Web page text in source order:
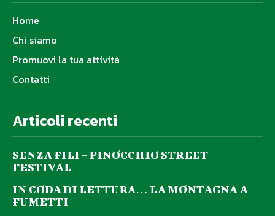
Home
Chi siamo
Promuovi la tua attività
Contatti
Articoli recenti
SENZA FILI – PINOCCHIO STREET
FESTIVAL
IN CODA DI LETTURA… LA MONTAGNA A
FUMETTI